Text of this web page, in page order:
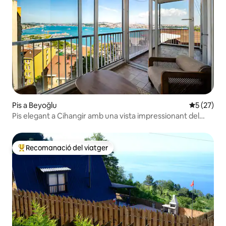
Pis a Beyoğlu 5 de
5 (27)
Pis elegant a Cihangir amb una vista impressionant del
Principals recomanacions dels viatgers
Recomanació del viatger